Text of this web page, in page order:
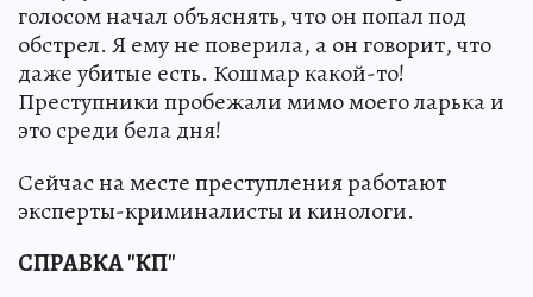
голосом начал объяснять, что он попал под
обстрел. Я ему не поверила, а он говорит, что
даже убитые есть. Кошмар какой-то!
Преступники пробежали мимо моего ларька и
это среди бела дня!
Сейчас на месте преступления работают
эксперты-криминалисты и кинологи.
СПРАВКА "КП"